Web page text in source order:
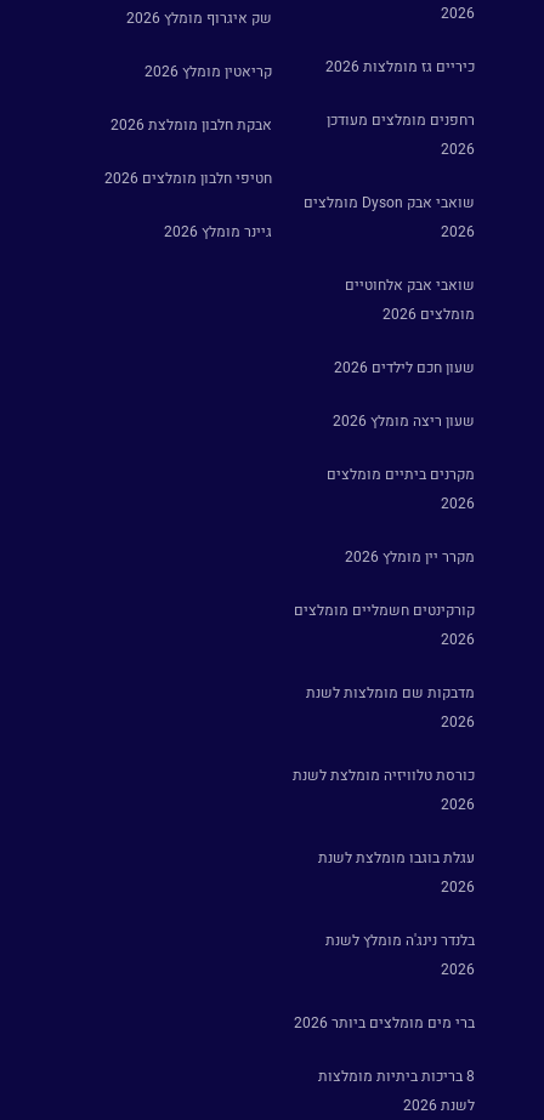
2026
כיריים גז מומלצות 2026
רחפנים מומלצים מעודכן
2026
שואבי אבק Dyson מומלצים
2026
שואבי אבק אלחוטיים
מומלצים 2026
שעון חכם לילדים 2026
שעון ריצה מומלץ 2026
מקרנים ביתיים מומלצים
2026
מקרר יין מומלץ 2026
קורקינטים חשמליים מומלצים
2026
מדבקות שם מומלצות לשנת
2026
כורסת טלוויזיה מומלצת לשנת
2026
עגלת בוגבו מומלצת לשנת
2026
בלנדר נינג'ה מומלץ לשנת
2026
ברי מים מומלצים ביותר 2026
8 בריכות ביתיות מומלצות
לשנת 2026
שק איגרוף מומלץ 2026
קריאטין מומלץ 2026
אבקת חלבון מומלצת 2026
חטיפי חלבון מומלצים 2026
גיינר מומלץ 2026